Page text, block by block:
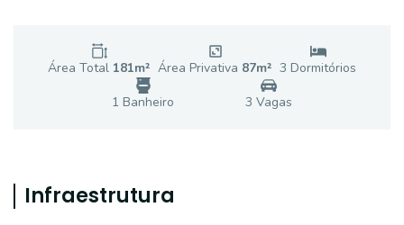
Área Total 181m² Área Privativa 87m² 3 Dormitórios
1 Banheiro 3 Vagas
Infraestrutura